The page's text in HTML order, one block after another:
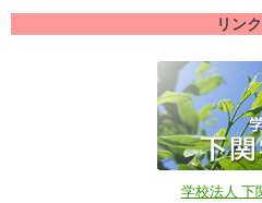
リンク
学校法人 下